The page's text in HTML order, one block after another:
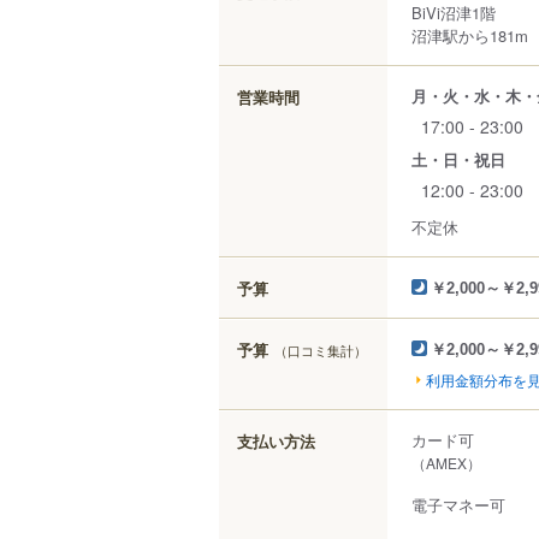
BiVi沼津1階
沼津駅から181m
営業時間 月・火・水・木
17:00 - 23:00
土・日・祝日
12:00 - 23:00
不定休
予算 ￥2,000～￥
予算 （口コミ集計） ￥2,000～￥
利用金額分布を
支払い方法 カード可
（AMEX）
電子マネー可